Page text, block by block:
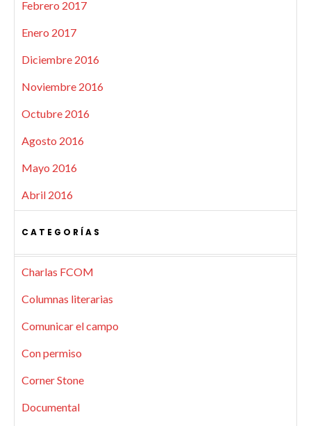
Febrero 2017
Enero 2017
Diciembre 2016
Noviembre 2016
Octubre 2016
Agosto 2016
Mayo 2016
Abril 2016
CATEGORÍAS
Charlas FCOM
Columnas literarias
Comunicar el campo
Con permiso
Corner Stone
Documental